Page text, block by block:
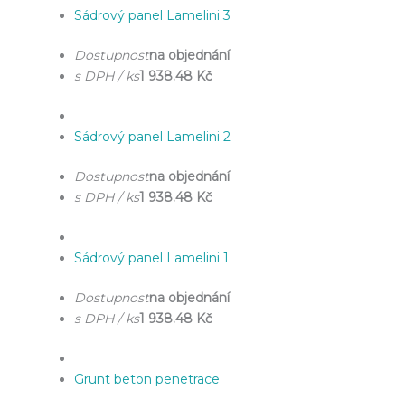
Sádrový panel Lamelini 3
Dostupnostna objednání
s DPH / ks1 938.48 Kč
Sádrový panel Lamelini 2
Dostupnostna objednání
s DPH / ks1 938.48 Kč
Sádrový panel Lamelini 1
Dostupnostna objednání
s DPH / ks1 938.48 Kč
Grunt beton penetrace